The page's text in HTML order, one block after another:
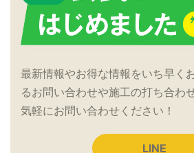
最新情報やお得な情報をいち早く
るお問い合わせや施工の打ち合わ
気軽にお問い合わせください！
LINE